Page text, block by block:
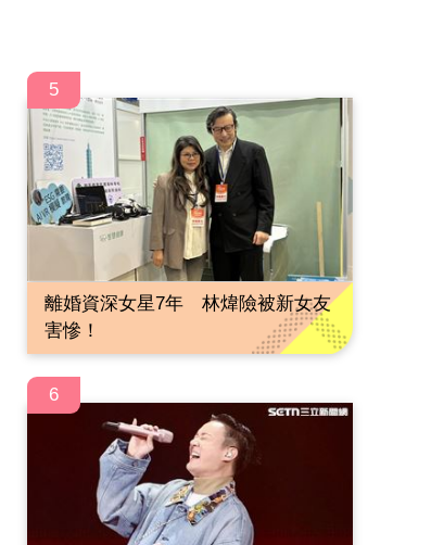
5
離婚資深女星7年 林煒險被新女友
害慘！
6